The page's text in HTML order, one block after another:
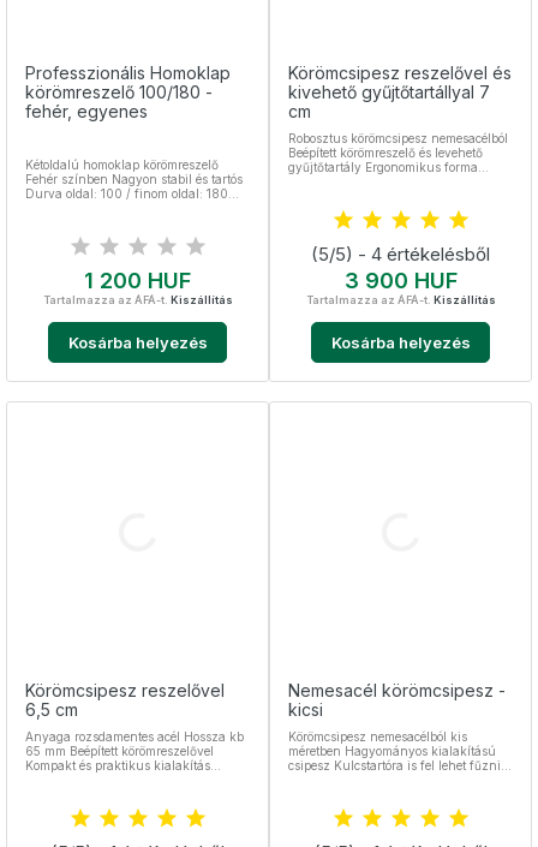
Professzionális Homoklap
körömreszelő 100/180 -
fehér, egyenes
Kétoldalú homoklap körömreszelő
Fehér színben Nagyon stabil és tartós
Durva oldal: 100 / finom oldal: 180
Ár
1 200 HUF
Tartalmazza az ÁFÁ-t. Kiszállítás
Kosárba helyezés
Körömcsipesz reszelővel és
kivehető gyűjtőtartállyal 7
cm
Robosztus körömcsipesz nemesacélból
Beépített körömreszelő és levehető
gyűjtőtartály Ergonomikus forma
körömápoláshoz
(5/5) - 4 értékelésből
Ár
3 900 HUF
Tartalmazza az ÁFÁ-t. Kiszállítás
Kosárba helyezés
Körömcsipesz reszelővel
6,5 cm
Anyaga rozsdamentes acél Hossza kb
65 mm Beépített körömreszelővel
Kompakt és praktikus kialakítás
utazáshoz és mindennapi
használathoz
Nemesacél körömcsipesz -
kicsi
Körömcsipesz nemesacélból kis
méretben Hagyományos kialakítású
csipesz Kulcstartóra is fel lehet fűzni
sterilizálható Hossza kb 5,5 cm